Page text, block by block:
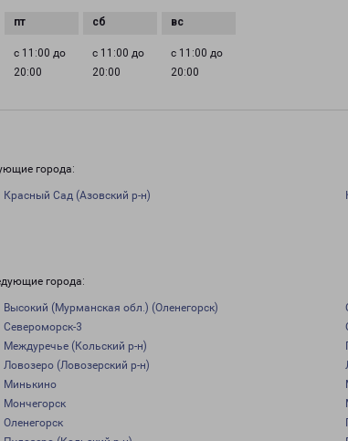
с 11:00 до
20:00
с 11:00 до
20:00
с 11:00 до
20:00
города:
Красный Сад (Азовский р-н)
города:
Высокий (Мурманская обл.) (Оленегорск)
Североморск-3
Междуречье (Кольский р-н)
Ловозеро (Ловозерский р-н)
Минькино
Мончегорск
Оленегорск